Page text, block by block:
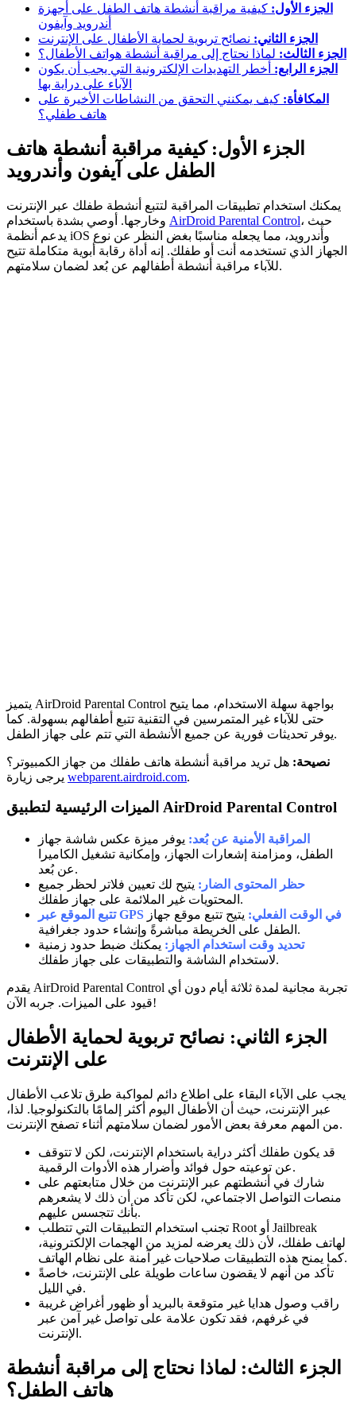
الجزء الأول: كيفية مراقبة أنشطة هاتف الطفل على أجهزة
أندرويد وآيفون
الجزء الثاني: نصائح تربوية لحماية الأطفال على الإنترنت
الجزء الثالث: لماذا نحتاج إلى مراقبة أنشطة هواتف الأطفال؟
الجزء الرابع: أخطر التهديدات الإلكترونية التي يجب أن يكون
الآباء على دراية بها
المكافأة: كيف يمكنني التحقق من النشاطات الأخيرة على
هاتف طفلي؟
الجزء الأول: كيفية مراقبة أنشطة هاتف
الطفل على آيفون وأندرويد
يمكنك استخدام تطبيقات المراقبة لتتبع أنشطة طفلك عبر الإنترنت
AirDroid Parental Control، حيث
يدعم أنظمة iOS وأندرويد، مما يجعله مناسبًا بغض النظر عن نوع
الجهاز الذي تستخدمه أنت أو طفلك. إنه أداة رقابة أبوية متكاملة تتيح
للآباء مراقبة أنشطة أطفالهم عن بُعد لضمان سلامتهم.
يتميز AirDroid Parental Control بواجهة سهلة الاستخدام، مما يتيح
حتى للآباء غير المتمرسين في التقنية تتبع أطفالهم بسهولة. كما
يوفر تحديثات فورية عن جميع الأنشطة التي تتم على جهاز الطفل.
نصيحة: هل تريد مراقبة أنشطة هاتف طفلك من جهاز الكمبيوتر؟
webparent.airdroid.com.
الميزات الرئيسية لتطبيق AirDroid Parental Control
المراقبة الأمنية عن بُعد: يوفر ميزة عكس شاشة جهاز
الطفل، ومزامنة إشعارات الجهاز، وإمكانية تشغيل الكاميرا
عن بُعد.
حظر المحتوى الضار: يتيح لك تعيين فلاتر لحظر جميع
المحتويات غير الملائمة على جهاز طفلك.
تتبع الموقع عبر GPS في الوقت الفعلي: يتيح تتبع موقع جهاز
الطفل على الخريطة مباشرةً وإنشاء حدود جغرافية.
تحديد وقت استخدام الجهاز: يمكنك ضبط حدود زمنية
لاستخدام الشاشة والتطبيقات على جهاز طفلك.
يقدم AirDroid Parental Control تجربة مجانية لمدة ثلاثة أيام دون أي
قيود على الميزات. جربه الآن!
الجزء الثاني: نصائح تربوية لحماية الأطفال
على الإنترنت
يجب على الآباء البقاء على اطلاع دائم لمواكبة طرق تلاعب الأطفال
عبر الإنترنت، حيث أن الأطفال اليوم أكثر إلمامًا بالتكنولوجيا. لذا،
من المهم معرفة بعض الأمور لضمان سلامتهم أثناء تصفح الإنترنت.
قد يكون طفلك أكثر دراية باستخدام الإنترنت، لكن لا تتوقف
عن توعيته حول فوائد وأضرار هذه الأدوات الرقمية.
شارك في أنشطتهم عبر الإنترنت من خلال متابعتهم على
منصات التواصل الاجتماعي، لكن تأكد من أن ذلك لا يشعرهم
بأنك تتجسس عليهم.
تجنب استخدام التطبيقات التي تتطلب Root أو Jailbreak
لهاتف طفلك، لأن ذلك يعرضه لمزيد من الهجمات الإلكترونية،
كما يمنح هذه التطبيقات صلاحيات غير آمنة على نظام الهاتف.
تأكد من أنهم لا يقضون ساعات طويلة على الإنترنت، خاصةً
في الليل.
راقب وصول هدايا غير متوقعة بالبريد أو ظهور أغراض غريبة
في غرفهم، فقد تكون علامة على تواصل غير آمن عبر
الإنترنت.
الجزء الثالث: لماذا نحتاج إلى مراقبة أنشطة
هاتف الطفل؟